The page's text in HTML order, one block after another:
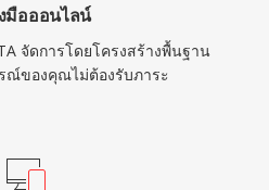
มือออนไลน์
จัดการโดยโครงสร้างพื้นฐาน
ณ์ของคุณไม่ต้องรับภาระ